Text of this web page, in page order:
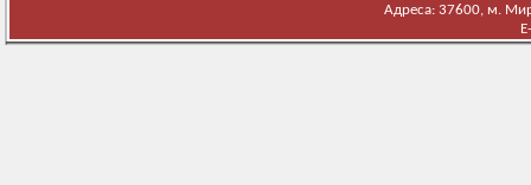
Адреса: 37600, м.